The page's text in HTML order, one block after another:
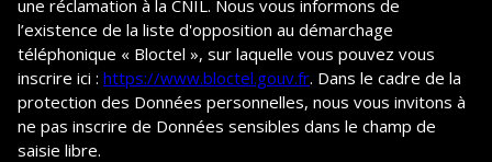
une réclamation à la CNIL. Nous vous informons de
l’existence de la liste d'opposition au démarchage
téléphonique « Bloctel », sur laquelle vous pouvez vous
inscrire ici : https://www.bloctel.gouv.fr. Dans le cadre de la
protection des Données personnelles, nous vous invitons à
ne pas inscrire de Données sensibles dans le champ de
saisie libre.